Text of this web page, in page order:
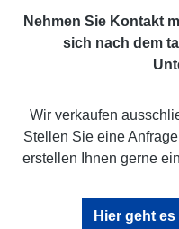
Nehmen Sie Kontakt
sich nach dem
Wir verkaufen
Stellen Sie eine
erstellen Ihnen gerne
Hier geht